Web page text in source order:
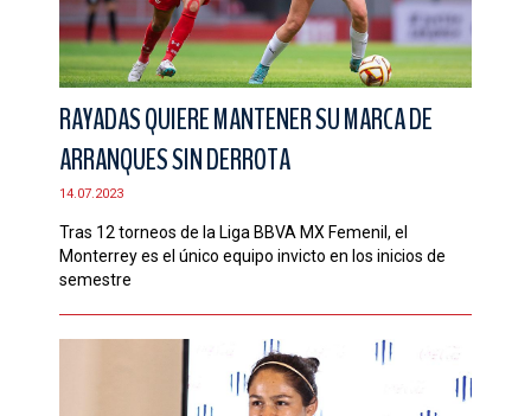
RAYADAS QUIERE MANTENER SU MARCA DE
ARRANQUES SIN DERROTA
14.07.2023
Tras 12 torneos de la Liga BBVA MX Femenil, el
Monterrey es el único equipo invicto en los inicios de
semestre